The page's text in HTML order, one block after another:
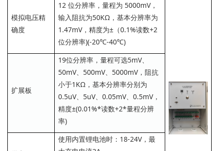
模拟电压精
确度
12 位分辨率，量程为 5000mV，
输入阻抗为50KΩ，基本分辨率为
1.47mV，精度为±（0.1%读数+2
位分辨率)(-20℃-40℃)
扩展板
19位分辨率，量程可选5mV、
50mV、500mV、5000mV，阻抗
小于1KΩ，基本分辨率分别为
0.5uV、5uV、0.05mV、0.5mV，
精度±(0.01%*读数+2*量程分辨
率)
使用内置锂电池时：18-24V，最